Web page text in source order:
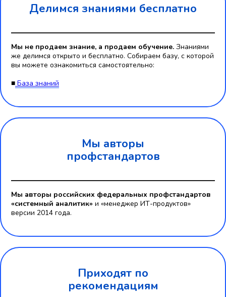
Делимся знаниями бесплатно
Мы не продаем знание, а продаем обучение. Знаниями
же делимся открыто и бесплатно. Собираем базу, с которой
вы можете ознакомиться самостоятельно:
■ База знаний
Мы авторы
профстандартов
Мы авторы российских федеральных профстандартов
«системный аналитик» и «менеджер ИТ-продуктов»
версии 2014 года.
Приходят по
рекомендациям